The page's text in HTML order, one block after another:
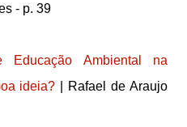
- p. 39
Ambiental na
ideia? | Rafael de Araujo